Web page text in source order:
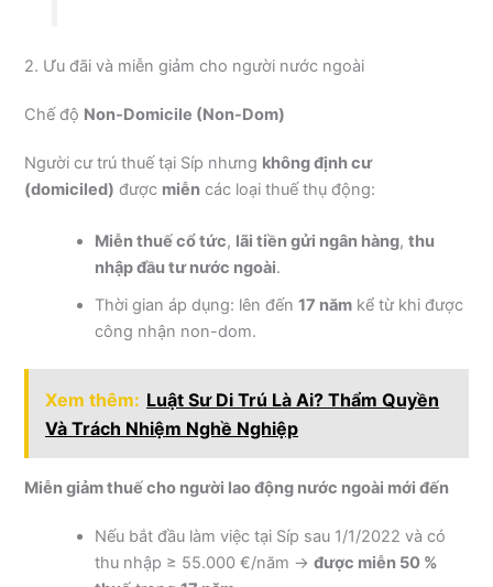
2. Ưu đãi và miễn giảm cho người nước ngoài
Chế độ Non-Domicile (Non-Dom)
Người cư trú thuế tại Síp nhưng không định cư
(domiciled) được miễn các loại thuế thụ động:
Miễn thuế cổ tức, lãi tiền gửi ngân hàng,thu
nhập đầu tư nước ngoài.
Thời gian áp dụng: lên đến17 năm kể từ khi được
công nhận non-dom.
Xem thêm: Luật Sư Di Trú Là Ai? Thẩm Quyền
Và Trách Nhiệm Nghề Nghiệp
Miễn giảm thuế cho người lao động nước ngoài mới đến
Nếu bắt đầu làm việc tại Síp sau 1/1/2022 và có
thu nhập ≥ 55.000 €/năm →được miễn 50 %